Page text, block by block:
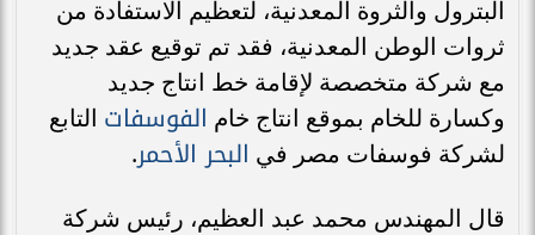
البترول والثروة المعدنية، لتعظيم الاستفادة من
ثروات الوطن المعدنية، فقد تم توقيع عقد جديد
مع شركة متخصصة لإقامة خط انتاج جديد
وكسارة للخام بموقع انتاج خام الفوسفات التابع
لشركة فوسفات مصر في البحر الأحمر.
قال المهندس محمد عبد العظيم، رئيس شركة